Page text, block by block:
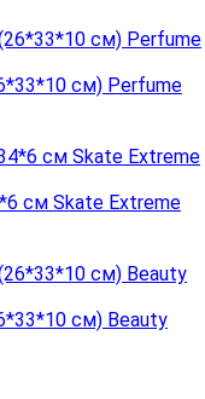
см) Perfume
см Skate Extreme
см) Beauty